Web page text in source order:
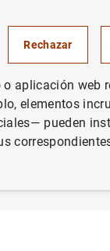
1.830
Rechazar
aplicación web
elementos
pueden